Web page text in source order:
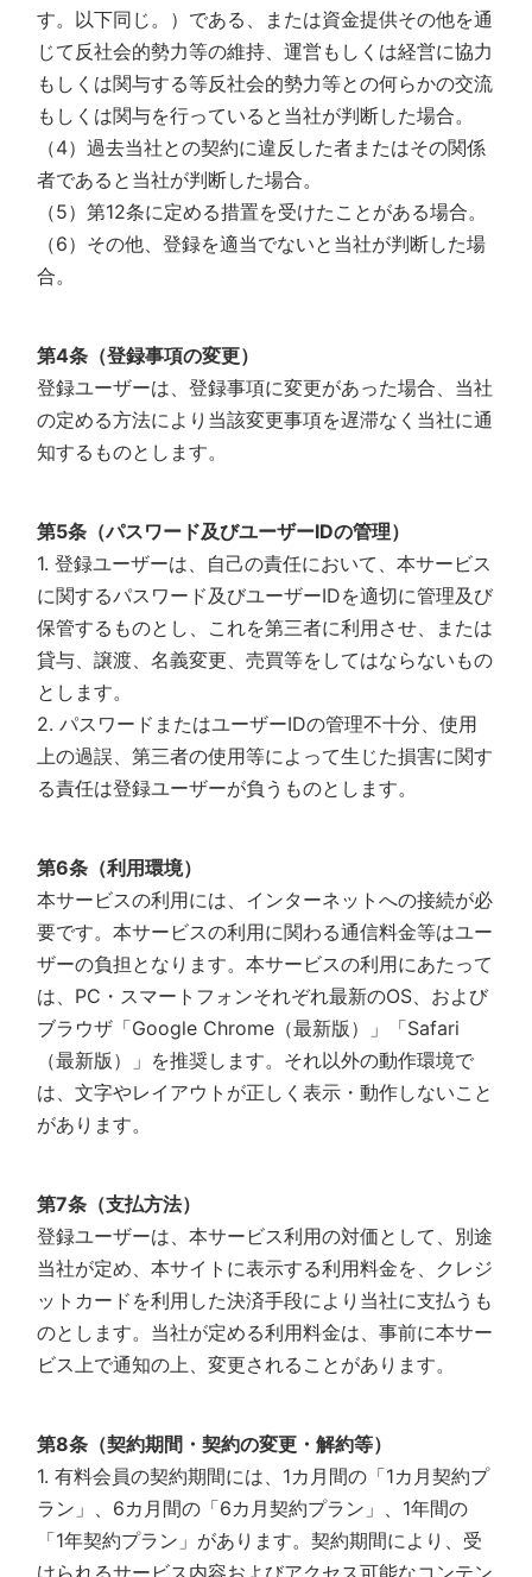
す。以下同じ。）である、または資金提供その他を通
じて反社会的勢力等の維持、運営もしくは経営に協力
もしくは関与する等反社会的勢力等との何らかの交流
もしくは関与を行っていると当社が判断した場合。
（4）過去当社との契約に違反した者またはその関係
者であると当社が判断した場合。
（5）第12条に定める措置を受けたことがある場合。
（6）その他、登録を適当でないと当社が判断した場
合。
第4条（登録事項の変更）
登録ユーザーは、登録事項に変更があった場合、当社
の定める方法により当該変更事項を遅滞なく当社に通
知するものとします。
第5条（パスワード及びユーザーIDの管理）
1. 登録ユーザーは、自己の責任において、本サービス
に関するパスワード及びユーザーIDを適切に管理及び
保管するものとし、これを第三者に利用させ、または
貸与、譲渡、名義変更、売買等をしてはならないもの
とします。
2. パスワードまたはユーザーIDの管理不十分、使用
上の過誤、第三者の使用等によって生じた損害に関す
る責任は登録ユーザーが負うものとします。
第6条（利用環境）
本サービスの利用には、インターネットへの接続が必
要です。本サービスの利用に関わる通信料金等はユー
ザーの負担となります。本サービスの利用にあたって
は、PC・スマートフォンそれぞれ最新のOS、および
ブラウザ「Google Chrome（最新版）」「Safari
（最新版）」を推奨します。それ以外の動作環境で
は、文字やレイアウトが正しく表示・動作しないこと
があります。
第7条（支払方法）
登録ユーザーは、本サービス利用の対価として、別途
当社が定め、本サイトに表示する利用料金を、クレジ
ットカードを利用した決済手段により当社に支払うも
のとします。当社が定める利用料金は、事前に本サー
ビス上で通知の上、変更されることがあります。
第8条（契約期間・契約の変更・解約等）
1. 有料会員の契約期間には、1カ月間の「1カ月契約プ
ラン」、6カ月間の「6カ月契約プラン」、1年間の
「1年契約プラン」があります。契約期間により、受
けられるサービス内容およびアクセス可能なコンテン